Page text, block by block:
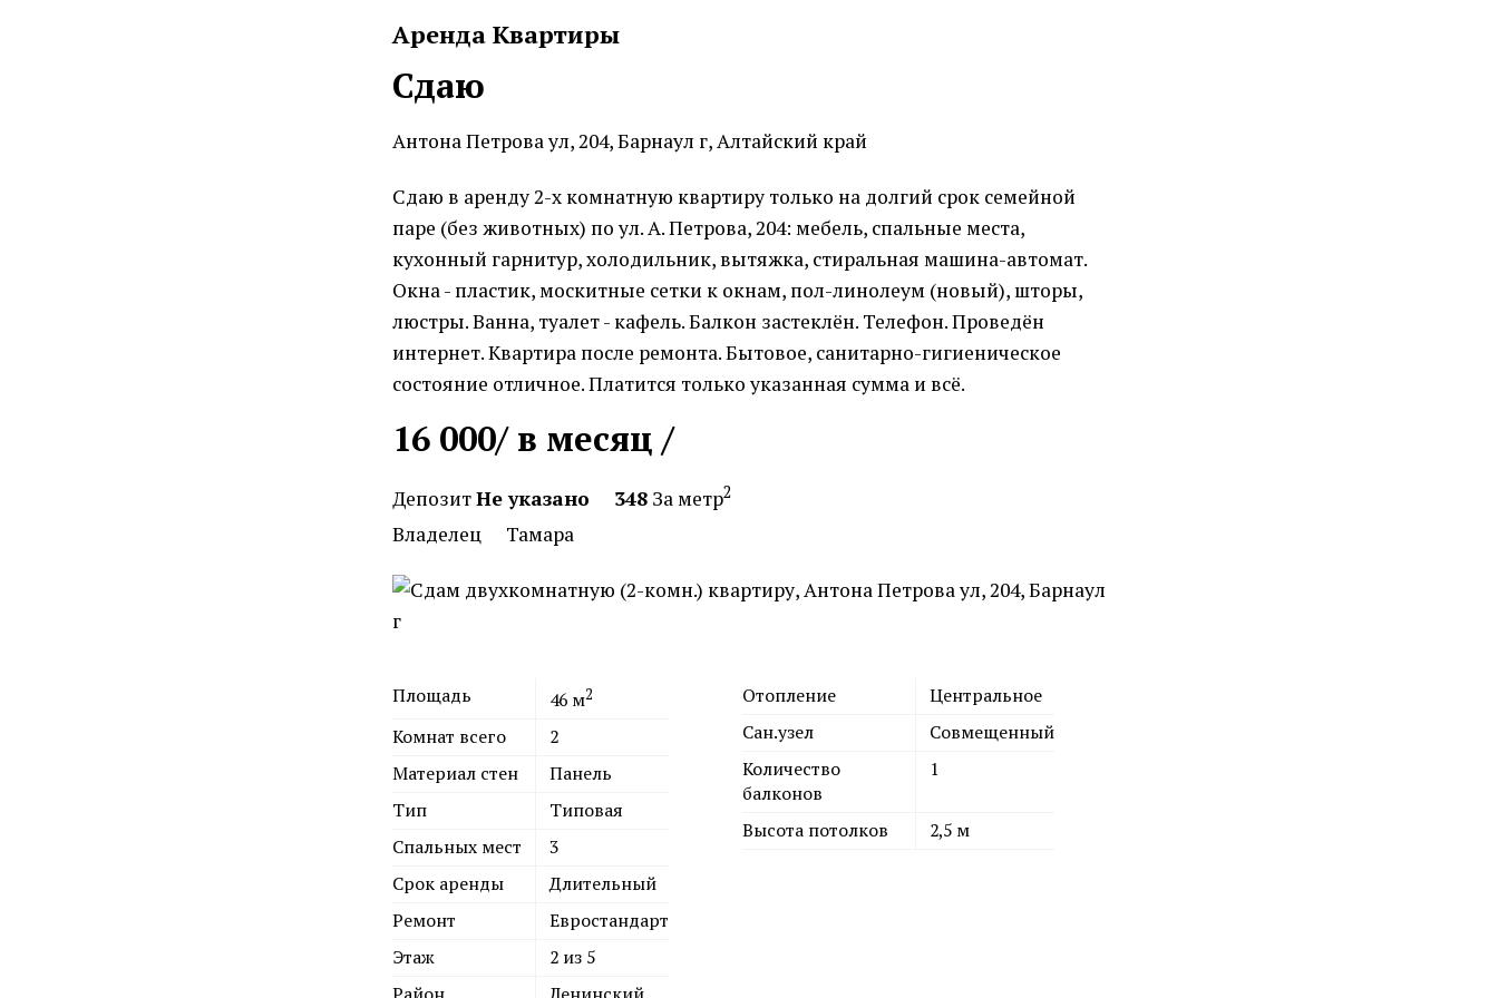
Аренда Квартиры
Сдаю
Антона Петрова ул, 204, Барнаул г, Алтайский край
Сдаю в аренду 2-х комнатную квартиру только на долгий срок семейной
паре (без животных) по ул. А. Петрова, 204: мебель, спальные места,
кухонный гарнитур, холодильник, вытяжка, стиральная машина-автомат.
Окна - пластик, москитные сетки к окнам, пол-линолеум (новый), шторы,
люстры. Ванна, туалет - кафель. Балкон застеклён. Телефон. Проведён
интернет. Квартира после ремонта. Бытовое, санитарно-гигиеническое
состояние отличное. Платится только указанная сумма и всё.
16 000/ в месяц /
ДепозитНе указано 348За метр2
Владелец Тамара
Площадь 46 м2
Комнат всего
2
Материал стен
Панель
Тип
Типовая
Спальных мест
3
Срок аренды
Длительный
Ремонт
Евростандарт
Этаж
2 из 5
Отопление
Центральное
Сан.узел
Совмещенный
Количество
балконов
1
Высота потолков 2,5 м